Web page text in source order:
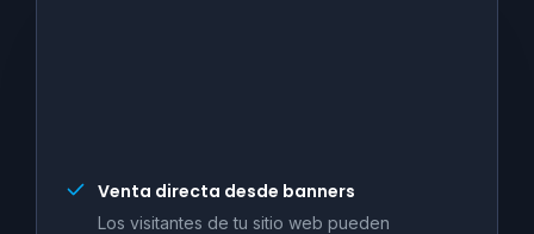
Venta directa desde banners
Los visitantes de tu sitio web pueden